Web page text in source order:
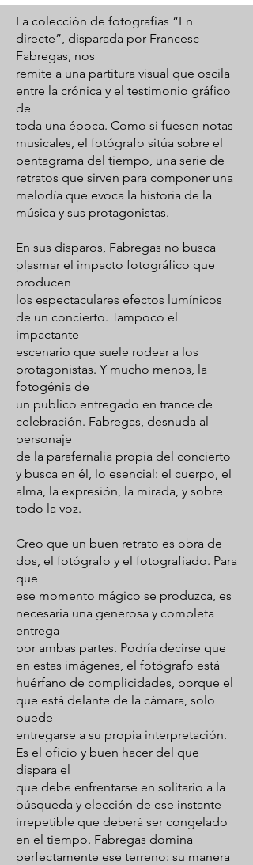
La colección de fotografías “En
directe”, disparada por Francesc
Fabregas, nos
remite a una partitura visual que oscila
entre la crónica y el testimonio gráfico
de
toda una época. Como si fuesen notas
musicales, el fotógrafo sitúa sobre el
pentagrama del tiempo, una serie de
retratos que sirven para componer una
melodía que evoca la historia de la
música y sus protagonistas.
En sus disparos, Fabregas no busca
plasmar el impacto fotográfico que
producen
los espectaculares efectos lumínicos
de un concierto. Tampoco el
impactante
escenario que suele rodear a los
protagonistas. Y mucho menos, la
fotogénia de
un publico entregado en trance de
celebración. Fabregas, desnuda al
personaje
de la parafernalia propia del concierto
y busca en él, lo esencial: el cuerpo, el
alma, la expresión, la mirada, y sobre
todo la voz.
Creo que un buen retrato es obra de
dos, el fotógrafo y el fotografiado. Para
que
ese momento mágico se produzca, es
necesaria una generosa y completa
entrega
por ambas partes. Podría decirse que
en estas imágenes, el fotógrafo está
huérfano de complicidades, porque el
que está delante de la cámara, solo
puede
entregarse a su propia interpretación.
Es el oficio y buen hacer del que
dispara el
que debe enfrentarse en solitario a la
búsqueda y elección de ese instante
irrepetible que deberá ser congelado
en el tiempo. Fabregas domina
perfectamente ese terreno: su manera